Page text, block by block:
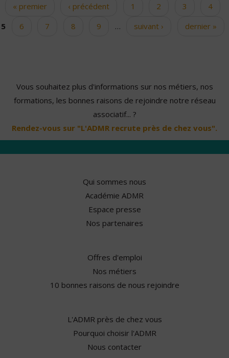
Pages
« premier ‹ précédent 1 2 3
4
5
6 7 8 9 … suivant › dernier »
Vous souhaitez plus d'informations sur nos métiers, nos
formations, les bonnes raisons de rejoindre notre réseau
associatif... ?
Rendez-vous sur "L'ADMR recrute près de chez vous".
Qui sommes nous
Académie ADMR
Espace presse
Nos partenaires
Offres d'emploi
Nos métiers
10 bonnes raisons de nous rejoindre
L'ADMR près de chez vous
Pourquoi choisir l'ADMR
Nous contacter